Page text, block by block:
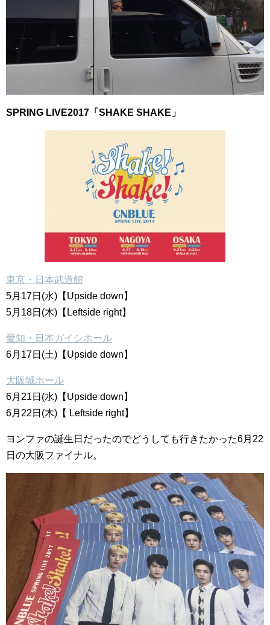
SPRING LIVE2017「SHAKE SHAKE」
東京・日本武道館
5月17日(水)【Upside down】
5月18日(木)【Leftside right】
愛知・日本ガイシホール
6月17日(土)【Upside down】
大阪城ホール
6月21日(水)【Upside down】
6月22日(木)【 Leftside right】
ヨンファの誕生日だったのでどうしても行きたかった6月22
日の大阪ファイナル。